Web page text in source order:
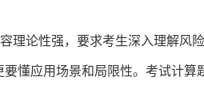
理论性强，要求考生深入理解风
懂应用场景和局限性。考试计算